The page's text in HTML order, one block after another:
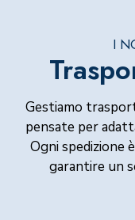
I
Gestiamo
pensate per
Ogni spedizione
garantire un